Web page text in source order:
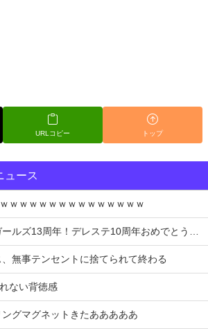
URLコピー トップ
ュース
ｗｗｗｗｗｗｗｗｗｗｗｗｗｗ
ステ10周年おめでとう！ガチャ更新SSR八神マキノ・イベントSRイヴ、SR望月聖！
、無事テンセントに捨てられて終わる
ない背徳感
ングマグネットきたあああああ